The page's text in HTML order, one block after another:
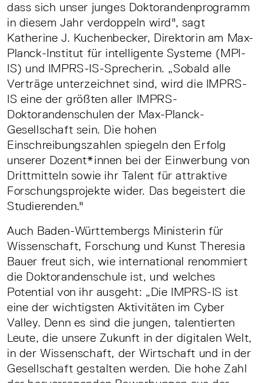
dass sich unser junges Doktorandenprogramm
in diesem Jahr verdoppeln wird", sagt
Katherine J. Kuchenbecker, Direktorin am Max-
Planck-Institut für intelligente Systeme (MPI-
IS) und IMPRS-IS-Sprecherin. „Sobald alle
Verträge unterzeichnet sind, wird die IMPRS-
IS eine der größten aller IMPRS-
Doktorandenschulen der Max-Planck-
Gesellschaft sein. Die hohen
Einschreibungszahlen spiegeln den Erfolg
unserer Dozent*innen bei der Einwerbung von
Drittmitteln sowie ihr Talent für attraktive
Forschungsprojekte wider. Das begeistert die
Studierenden."
Auch Baden-Württembergs Ministerin für
Wissenschaft, Forschung und Kunst Theresia
Bauer freut sich, wie international renommiert
die Doktorandenschule ist, und welches
Potential von ihr ausgeht: „Die IMPRS-IS ist
eine der wichtigsten Aktivitäten im Cyber
Valley. Denn es sind die jungen, talentierten
Leute, die unsere Zukunft in der digitalen Welt,
in der Wissenschaft, der Wirtschaft und in der
Gesellschaft gestalten werden. Die hohe Zahl